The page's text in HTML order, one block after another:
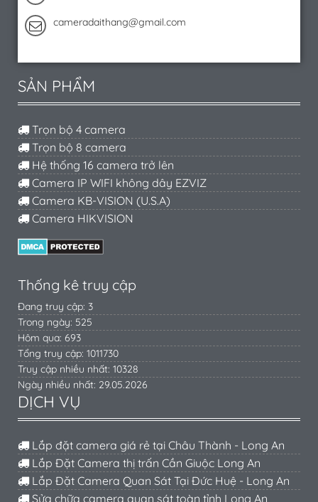
cameradaithang@gmail.com
SẢN PHẨM
Trọn bộ 4 camera
Trọn bộ 8 camera
Hệ thống 16 camera trở lên
Camera IP WIFI không dây EZVIZ
Camera KB-VISION (U.S.A)
Camera HIKVISION
Thống kê truy cập
Đang truy cập: 3
Trong ngày: 525
Hôm qua: 693
Tổng truy cập: 1011730
Truy cập nhiều nhất: 10328
Ngày nhiều nhất: 29.05.2026
DỊCH VỤ
Lắp đặt camera giá rẻ tại Châu Thành - Long An
Lắp Đặt Camera thị trấn Cần Giuộc Long An
Lắp Đặt Camera Quan Sát Tại Đức Huệ - Long An
Sửa chữa camera quan sát toàn tỉnh Long An